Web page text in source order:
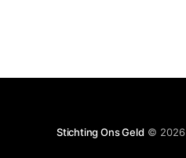
Stichting Ons Geld © 2026